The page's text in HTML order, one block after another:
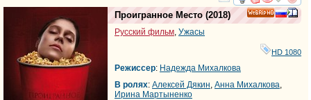
смотреть
HD
Проигранное Место (2018)
Русский фильм Ужасы
HD 1080
Режиссер: Надежда Михалкова
В ролях: Алексей Дякин Анна Михалкова
Ирина Мартыненко